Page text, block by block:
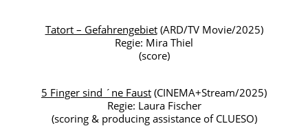
Tatort – Gefahrengebiet(ARD/TV Movie/2025)
Regie: Mira Thiel
(score)
5 Finger sind ´ne Faust (CINEMA+Stream/2025)
Regie: Laura Fischer
(scoring & producing assistance of CLUESO)